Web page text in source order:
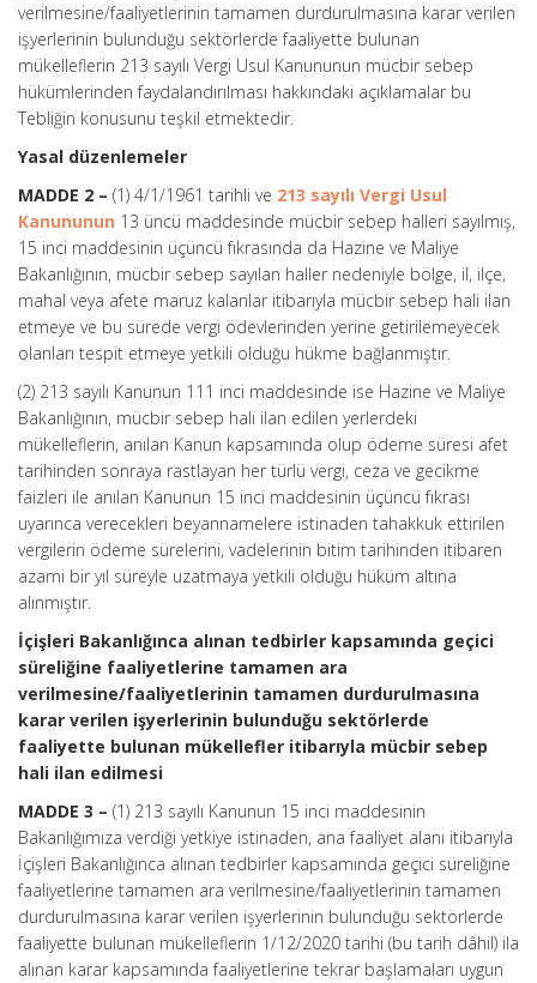
verilmesine/faaliyetlerinin tamamen durdurulmasına karar verilen
işyerlerinin bulunduğu sektörlerde faaliyette bulunan
mükelleflerin 213 sayılı Vergi Usul Kanununun mücbir sebep
hükümlerinden faydalandırılması hakkındaki açıklamalar bu
Tebliğin konusunu teşkil etmektedir.
Yasal düzenlemeler
MADDE 2 – (1) 4/1/1961 tarihli ve 213 sayılı Vergi Usul
Kanununun 13 üncü maddesinde mücbir sebep halleri sayılmış,
15 inci maddesinin üçüncü fıkrasında da Hazine ve Maliye
Bakanlığının, mücbir sebep sayılan haller nedeniyle bölge, il, ilçe,
mahal veya afete maruz kalanlar itibarıyla mücbir sebep hali ilan
etmeye ve bu sürede vergi ödevlerinden yerine getirilemeyecek
olanları tespit etmeye yetkili olduğu hükme bağlanmıştır.
(2) 213 sayılı Kanunun 111 inci maddesinde ise Hazine ve Maliye
Bakanlığının, mücbir sebep hali ilan edilen yerlerdeki
mükelleflerin, anılan Kanun kapsamında olup ödeme süresi afet
tarihinden sonraya rastlayan her türlü vergi, ceza ve gecikme
faizleri ile anılan Kanunun 15 inci maddesinin üçüncü fıkrası
uyarınca verecekleri beyannamelere istinaden tahakkuk ettirilen
vergilerin ödeme sürelerini, vadelerinin bitim tarihinden itibaren
azami bir yıl süreyle uzatmaya yetkili olduğu hüküm altına
alınmıştır.
İçişleri Bakanlığınca alınan tedbirler kapsamında geçici
süreliğine faaliyetlerine tamamen ara
verilmesine/faaliyetlerinin tamamen durdurulmasına
karar verilen işyerlerinin bulunduğu sektörlerde
faaliyette bulunan mükellefler itibarıyla mücbir sebep
hali ilan edilmesi
MADDE 3 – (1) 213 sayılı Kanunun 15 inci maddesinin
Bakanlığımıza verdiği yetkiye istinaden, ana faaliyet alanı itibarıyla
İçişleri Bakanlığınca alınan tedbirler kapsamında geçici süreliğine
faaliyetlerine tamamen ara verilmesine/faaliyetlerinin tamamen
durdurulmasına karar verilen işyerlerinin bulunduğu sektörlerde
faaliyette bulunan mükelleflerin 1/12/2020 tarihi (bu tarih dâhil) ila
alınan karar kapsamında faaliyetlerine tekrar başlamaları uygun